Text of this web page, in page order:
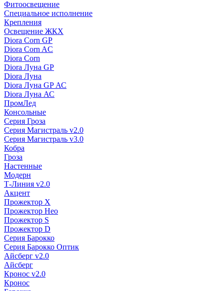
Фитоосвещение
Специальное исполнение
Крепления
Освещение ЖКХ
Diora Corn GP
Diora Corn AC
Diora Corn
Diora Луна GP
Diora Луна
Diora Луна GP АС
Diora Луна АС
ПромЛед
Консольные
Серия Гроза
Серия Магистраль v2.0
Серия Магистраль v3.0
Кобра
Гроза
Настенные
Модерн
Т-Линия v2.0
Акцент
Прожектор X
Прожектор Нео
Прожектор S
Прожектор D
Серия Барокко
Серия Барокко Оптик
Айсберг v2.0
Айсберг
Кронос v2.0
Кронос